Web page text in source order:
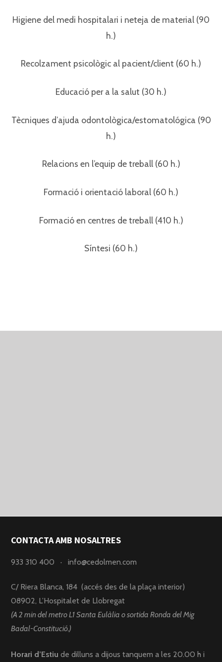
Higiene del medi hospitalari i neteja de material (90
h.)
Recolzament psicològic al pacient/client (60 h.)
Educació per a la salut (30 h.)
Tècniques d’ajuda odontològica/estomatológica (90
h.)
Relacions en l’equip de treball (60 h.)
Formació i orientació laboral (60 h.)
Formació en centres de treball (410 h.)
Síntesi (60 h.)
CONTACTA AMB NOSALTRES
933 310 400 ·info@cedolmen.com
C/ Riera Blanca, 184 (accés des de la plaça interior)
08902, L’Hospitalet de Llobregat
(A 2 min del metro L1 Santa Eulàlia o sortida Ronda del Mig
Badal-Constitució.)
Horari d’Estiu de dilluns a dijous tanquem a les 20.00 h i